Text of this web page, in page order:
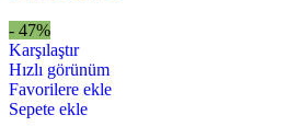
- 47%
Karşılaştır
Hızlı görünüm
Favorilere ekle
Sepete ekle